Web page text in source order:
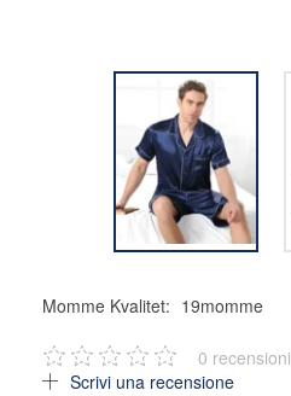
Momme Kvalitet: 19momme
0 recensioni
Scrivi una recensione